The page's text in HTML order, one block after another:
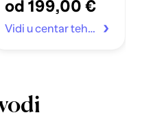
od 199,00 €
Vidi u centar tehnike